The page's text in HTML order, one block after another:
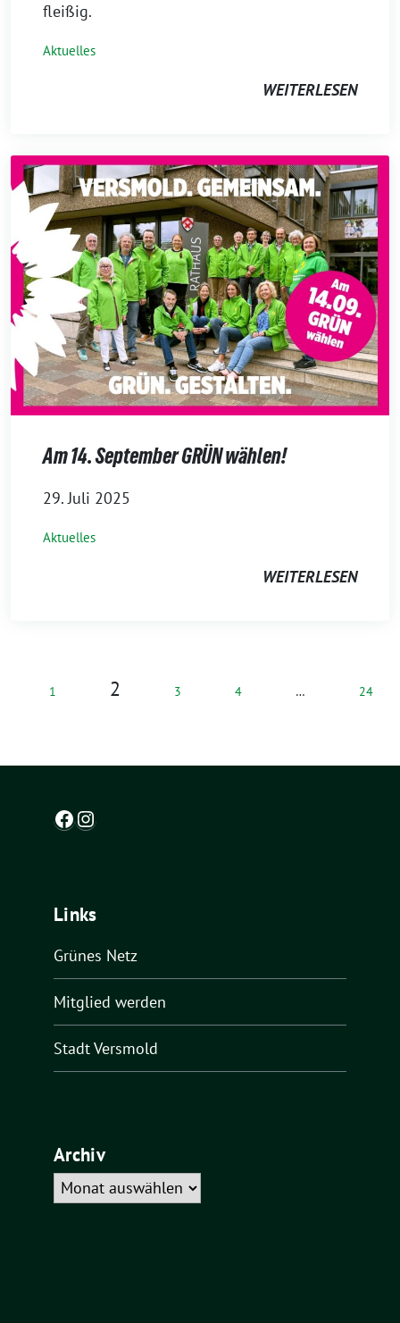
fleißig.
Aktuelles
WEITERLESEN
Am 14. September GRÜN wählen!
29. Juli 2025
Aktuelles
WEITERLESEN
1 2 3 4 … 24
Facebook
Instagram
Links
Grünes Netz
Mitglied werden
Stadt Versmold
Archiv
Archiv